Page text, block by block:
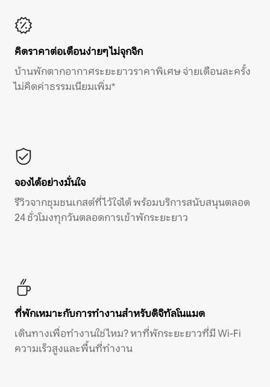
คิดราคาต่อเดือนง่ายๆ ไม่จุกจิก
บ้านพักตากอากาศระยะยาวราคาพิเศษ จ่ายเดือนละครั้ง
ไม่คิดค่าธรรมเนียมเพิ่ม*
จองได้อย่างมั่นใจ
รีวิวจากชุมชนเกสต์ที่ไว้ใจได้ พร้อมบริการสนับสนุนตลอด
24 ชั่วโมงทุกวันตลอดการเข้าพักระยะยาว
ที่พักเหมาะกับการทำงานสำหรับดิจิทัลโนแมด
เดินทางเพื่อทำงานใช่ไหม? หาที่พักระยะยาวที่มี Wi-Fi
ความเร็วสูงและพื้นที่ทำงาน